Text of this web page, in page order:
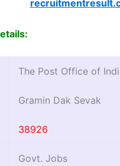
The Post Office of
Gramin Dak Sevak
38926
Govt. Jobs